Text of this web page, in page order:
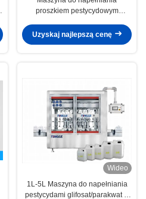
proszkiem pestycydowym
Maszyna do napełniania
Uzyskaj najlepszą cenę
Wideo
1L-5L Maszyna do napełniania
pestycydami glifosat/parakwat w